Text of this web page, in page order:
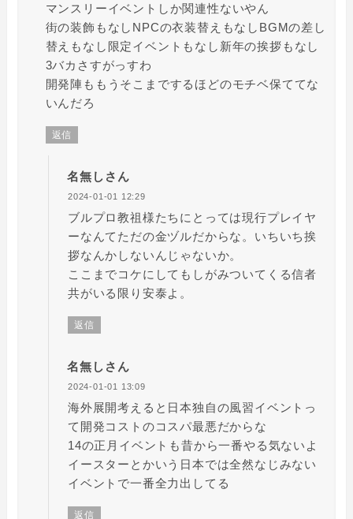
マンスリーイベントしか関連性ないやん
街の装飾もなしNPCの衣装替えもなしBGMの差し
替えもなし限定イベントもなし新年の挨拶もなし
3バカさすがっすわ
開発陣ももうそこまでするほどのモチベ保ててな
いんだろ
返信
名無しさん
2024-01-01 12:29
ブルプロ教祖様たちにとっては現行プレイヤ
ーなんてただの金ヅルだからな。いちいち挨
拶なんかしないんじゃないか。
ここまでコケにしてもしがみついてくる信者
共がいる限り安泰よ。
返信
名無しさん
2024-01-01 13:09
海外展開考えると日本独自の風習イベントっ
て開発コストのコスパ最悪だからな
14の正月イベントも昔から一番やる気ないよ
イースターとかいう日本では全然なじみない
イベントで一番全力出してる
返信